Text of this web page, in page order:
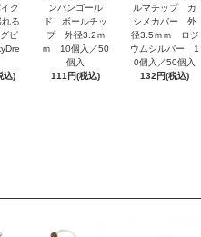
ク
る
ピ
込)
ンパンゴール
ド ボールチッ
プ 外径3.2ｍ
ｍ 10個入／50
個入
111円(税込)
ルマチップ カ
シメカバー 外
径3.5ｍｍ ロジ
ウムシルバー 1
0個入／50個入
132円(税込)